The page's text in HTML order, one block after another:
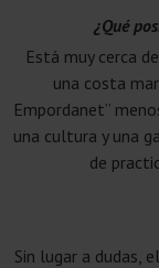
¿Qué
Está muy cerca
una costa
Empordanet”
una cultura y una
de
Sin lugar a dudas, el